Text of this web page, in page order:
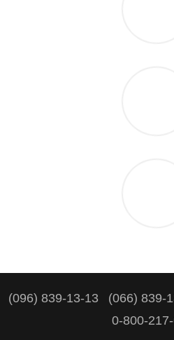
(096) 839-13-13 (066) 839-
0-800-